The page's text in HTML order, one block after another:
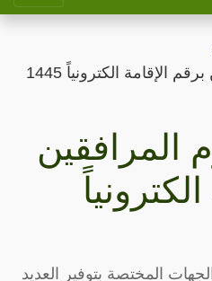
الكترونياً 1445
المختصة بتوفير العديد